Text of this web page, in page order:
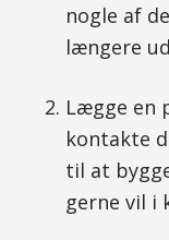
nogle af
længere
Lægge en
kontakte
til at
gerne vil i